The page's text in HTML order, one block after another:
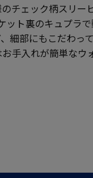
チェック柄スリー
ット裏のキュプラ
細部にもこだわって
手入れが簡単なウ